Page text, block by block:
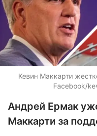
Кевин Маккарти
Facebook/
Андрей Ермак
Маккарти за